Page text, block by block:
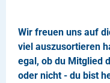
Wir freuen uns auf
viel auszusortieren
egal, ob du Mitglied
oder nicht - du bist